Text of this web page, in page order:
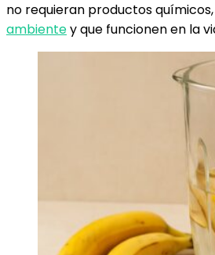
no requieran productos
ambientey que funcionen en la